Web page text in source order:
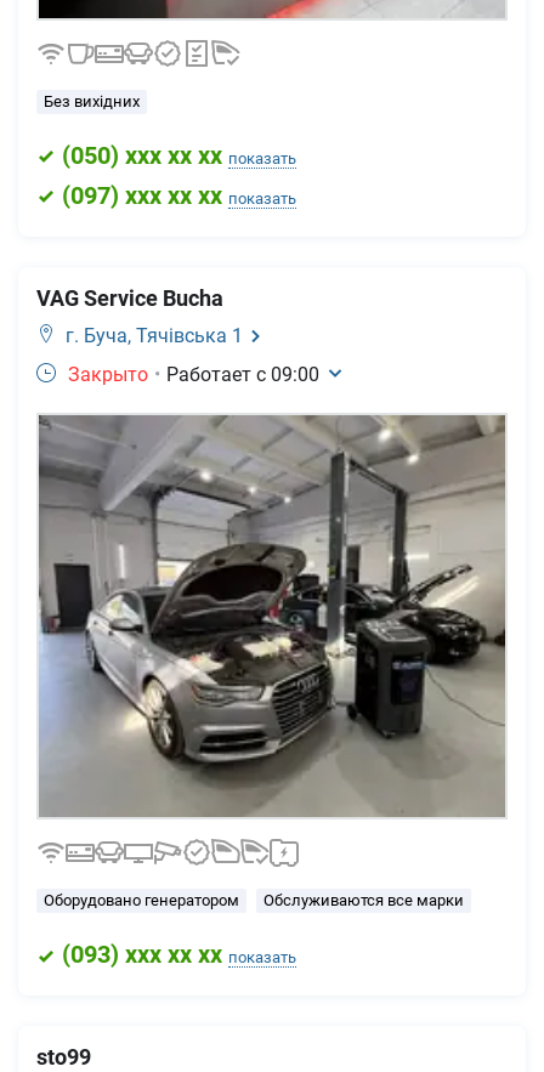
Без вихідних
(050) xxx xx xx показать
(097) xxx xx xx показать
VAG Service Bucha
г. Буча, Тячівська 1
Закрыто • Работает с 09:00
Оборудовано генератором Обслуживаются все марки
(093) xxx xx xx показать
sto99